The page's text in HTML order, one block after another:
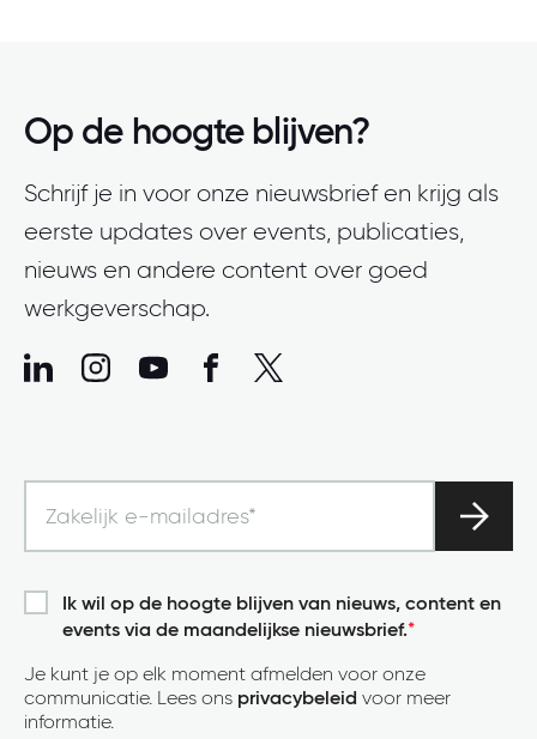
Op de hoogte blijven?
Schrijf je in voor onze nieuwsbrief en krijg als
eerste updates over events, publicaties,
nieuws en andere content over goed
werkgeverschap.
Ik wil op de hoogte blijven van nieuws, content en
events via de maandelijkse nieuwsbrief.*
Je kunt je op elk moment afmelden voor onze
communicatie. Lees ons privacybeleid voor meer
informatie.